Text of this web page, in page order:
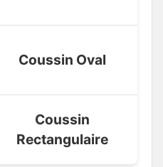
Coussin Oval
Coussin
Rectangulaire